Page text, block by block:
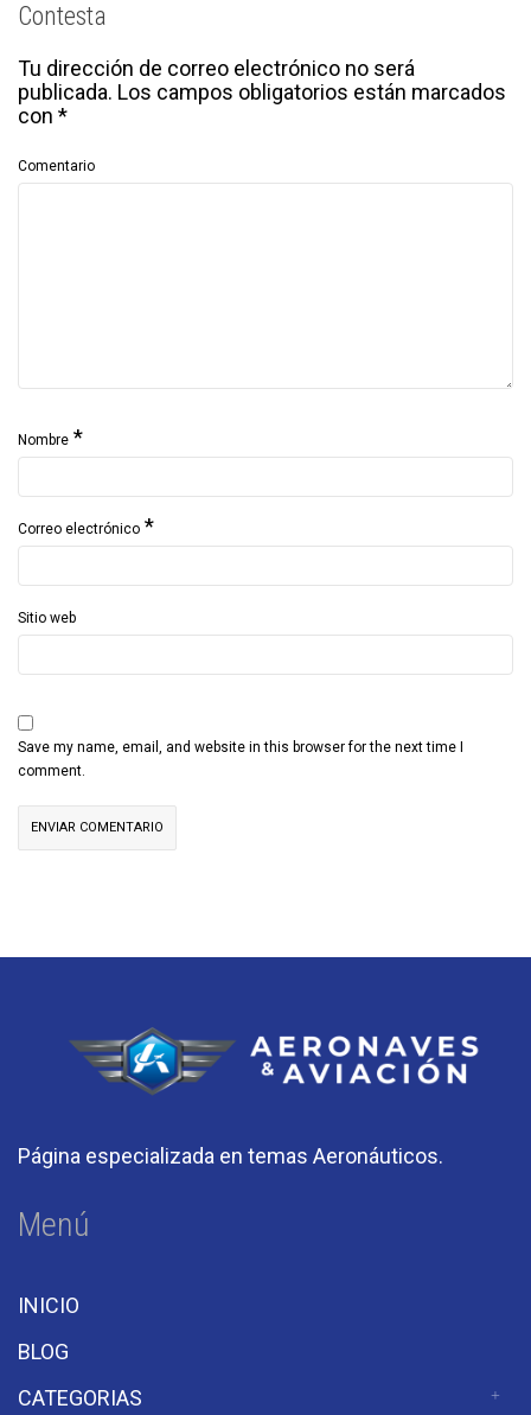
Contesta
Tu dirección de correo electrónico no será
publicada. Los campos obligatorios están marcados
con *
Comentario
Nombre *
Correo electrónico *
Sitio web
Save my name, email, and website in this browser for the next time I
comment.
Página especializada en temas Aeronáuticos.
Menú
INICIO
BLOG
CATEGORIAS